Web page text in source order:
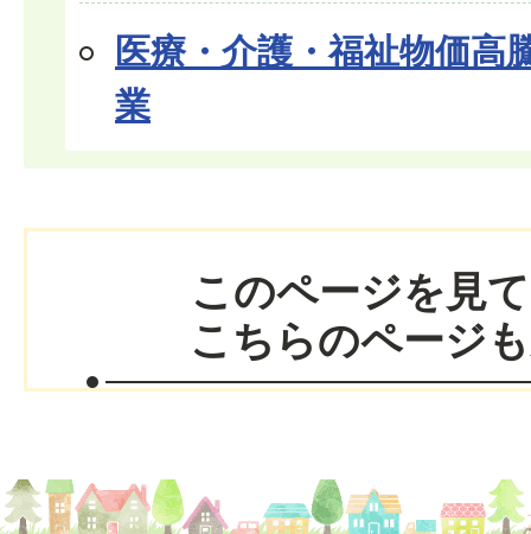
医療・介護・福祉物価高
業
このページを見
こちらのページ